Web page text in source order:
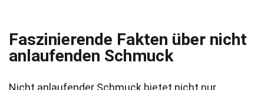
Faszinierende Fakten über nicht
anlaufenden Schmuck
Nicht anlaufender Schmuck bietet nicht nur